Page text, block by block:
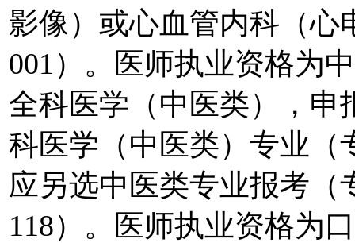
影像）或心血管内科（心
001）。医师执业资格为
全科医学（中医类），申
科医学（中医类）专业（
应另选中医类专业报考
118）。医师执业资格为